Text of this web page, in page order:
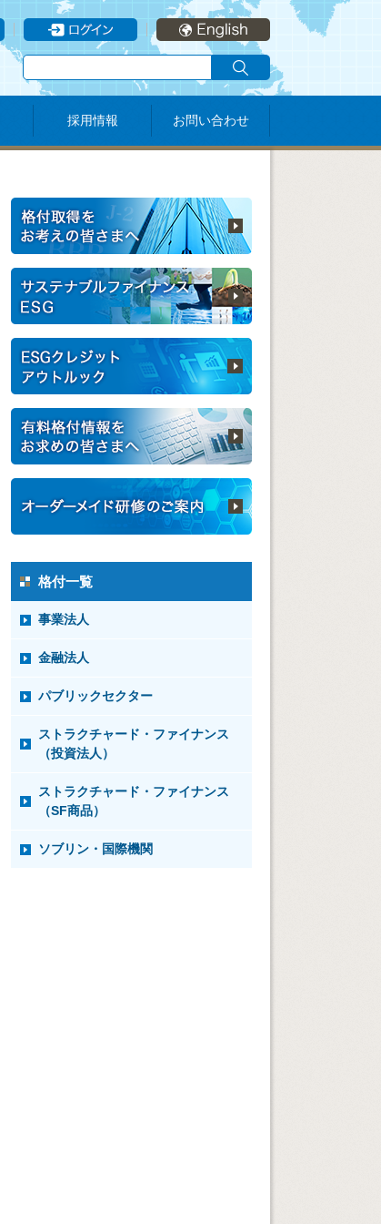
採用情報 お問い合わせ
格付一覧
事業法人
金融法人
パブリックセクター
ストラクチャード・ファイナンス
（投資法人）
ストラクチャード・ファイナンス
（SF商品）
ソブリン・国際機関